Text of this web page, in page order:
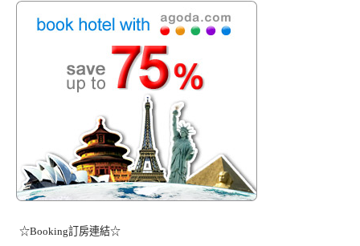
☆Booking訂房連結☆